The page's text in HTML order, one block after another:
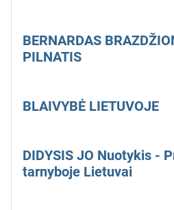
BERNARDAS
PILNATIS
BLAIVYBĖ LIETUVOJE
DIDYSIS JO Nuotykis -
tarnyboje Lietuvai